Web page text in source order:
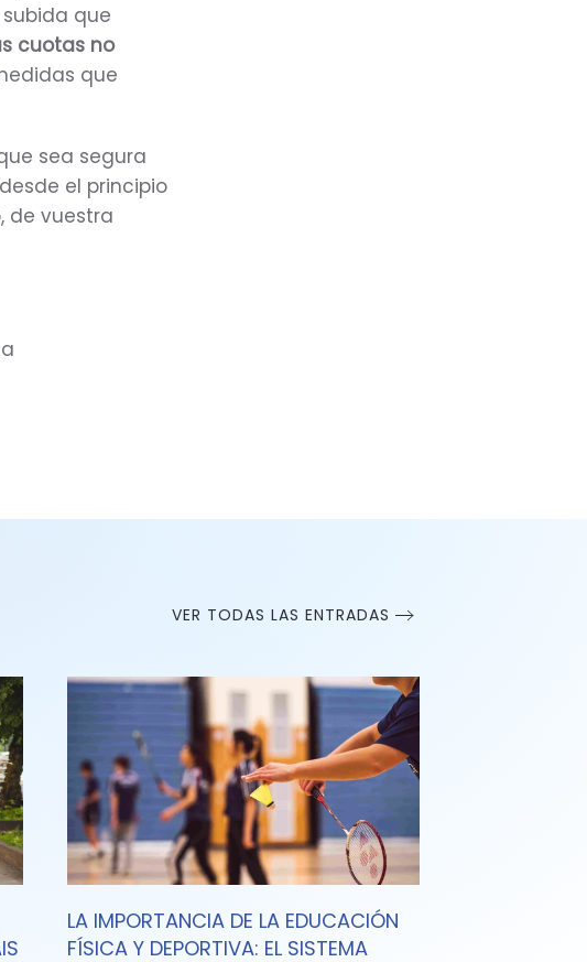
que
cuotas no
que
sea segura
el principio
de vuestra
VER TODAS LAS ENTRADAS
LA IMPORTANCIA DE LA EDUCACIÓN
FÍSICA Y DEPORTIVA: EL SISTEMA